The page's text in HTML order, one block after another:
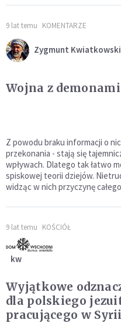
9 lat temu KOMENTARZE
Zygmunt Kwiatkowski
Wojna z demonami
Z powodu braku informacji o
przekonania - stają się
wpływach. Dlatego tak łatwo
spiskowej teorii dziejów.
widząc w nich przyczynę
9 lat temu KOŚCIÓŁ
kw
Wyjątkowe
dla polskiego
pracującego w Syrii